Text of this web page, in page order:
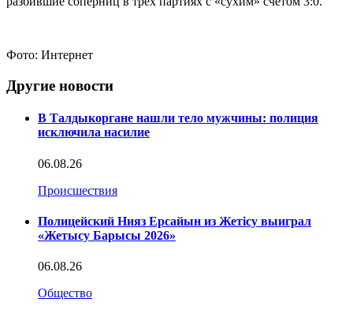
Фото: Интернет
Другие новости
В Талдыкоргане нашли тело мужчины: полиция
исключила насилие
06.08.26
Происшествия
Полицейский Нияз Ерсайын из Жетісу выиграл
«Жетысу Барысы 2026»
06.08.26
Общество